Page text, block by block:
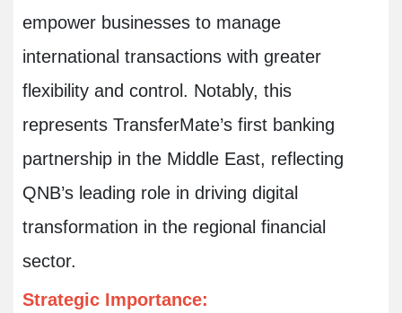
empower businesses to manage
international transactions with greater
flexibility and control. Notably, this
represents TransferMate’s first banking
partnership in the Middle East, reflecting
QNB’s leading role in driving digital
transformation in the regional financial
sector.
Strategic Importance: